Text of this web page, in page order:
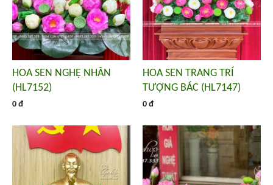
HOA SEN NGHỆ NHÂN
(HL7152)
0 đ
HOA SEN TRANG TRÍ
TƯỢNG BÁC (HL7147)
0 đ